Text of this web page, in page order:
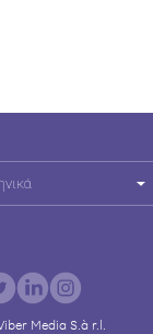
Media S.à r.l.